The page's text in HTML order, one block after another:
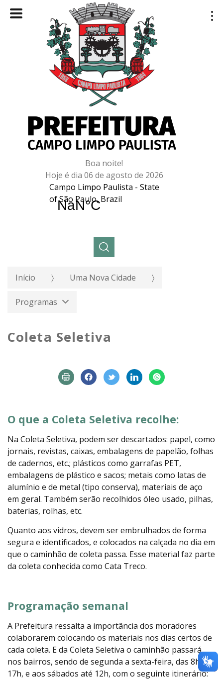
Boa noite!
Hoje é dia 06 de agosto de 2026
Campo Limpo Paulista - State
of São Paulo, Brazil
Início Uma Nova Cidade
Programas
Coleta Seletiva
O que a Coleta Seletiva recolhe:
Na Coleta Seletiva, podem ser descartados: papel, como
jornais, revistas, caixas, embalagens de papelão, folhas
de cadernos, etc.; plásticos como garrafas PET,
embalagens de plástico e sacos; metais como latas de
alumínio e de metal (tipo conserva), materiais de aço
em geral. Também serão recolhidos óleo usado, pilhas,
baterias, rolhas, etc.
Quanto aos vidros, devem ser embrulhados de forma
segura e identificados, e colocados na calçada no dia em
que o caminhão de coleta passa. Esse material faz parte
da coleta conhecida como Cata Treco.
Programação semanal
A Prefeitura ressalta a importância dos moradores
colaborarem colocando os materiais nos dias certos de
cada coleta. E da Coleta Seletiva o caminhão passará
nos bairros, sendo de segunda a sexta-feira, das 8h às
17h, e aos sábados até 12h, com o seguinte itinerário: